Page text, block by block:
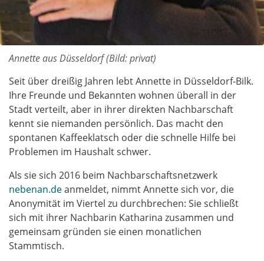
Annette aus Düsseldorf (Bild: privat)
Seit über dreißig Jahren lebt Annette in Düsseldorf-Bilk.
Ihre Freunde und Bekannten wohnen überall in der
Stadt verteilt, aber in ihrer direkten Nachbarschaft
kennt sie niemanden persönlich. Das macht den
spontanen Kaffeeklatsch oder die schnelle Hilfe bei
Problemen im Haushalt schwer.
Als sie sich 2016 beim Nachbarschaftsnetzwerk
nebenan.deanmeldet, nimmt Annette sich vor, die
Anonymität im Viertel zu durchbrechen: Sie schließt
sich mit ihrer Nachbarin Katharina zusammen und
gemeinsam gründen sie einen monatlichen
Stammtisch.